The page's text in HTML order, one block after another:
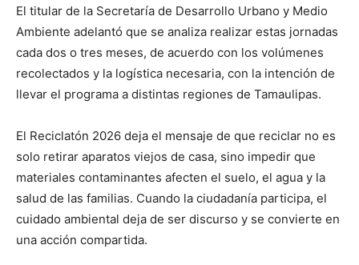
El titular de la Secretaría de Desarrollo Urbano y Medio
Ambiente adelantó que se analiza realizar estas jornadas
cada dos o tres meses, de acuerdo con los volúmenes
recolectados y la logística necesaria, con la intención de
llevar el programa a distintas regiones de Tamaulipas.
El Reciclatón 2026 deja el mensaje de que reciclar no es
solo retirar aparatos viejos de casa, sino impedir que
materiales contaminantes afecten el suelo, el agua y la
salud de las familias. Cuando la ciudadanía participa, el
cuidado ambiental deja de ser discurso y se convierte en
una acción compartida.